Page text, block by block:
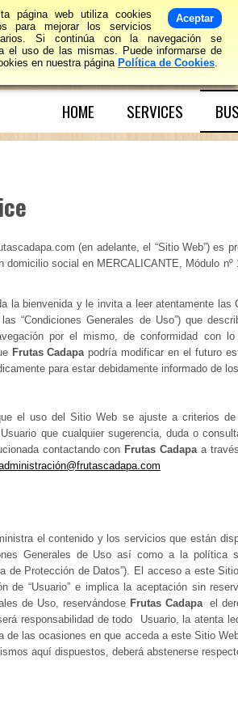
HOME SERVICES
(en adelante, el “Sitio Web”) es
domicilio social en MERCALICANTE, Módulo
la bienvenida y le invita a leer atentamente las
“Condiciones Generales de Uso”) que
por el mismo, de conformidad con
Frutas Cadapapodría modificar en el futuro
para estar debidamente informado de
el uso del Sitio Web se ajuste a criterios
que cualquier sugerencia, duda o
contactando con Frutas Cadapaa
el contenido y los servicios que están
Generales de Uso así como a la política
de Protección de Datos”). El acceso a este
de “Usuario” e implica la aceptación sin
de Uso, reservándose Frutas Cadapael
responsabilidad de todo Usuario, la atenta
de las ocasiones en que acceda a este Sitio
aquí dispuestos, deberá abstenerse
Aceptar
página web utiliza cookies
para mejorar los servicios
Si continúa con la navegación se
el uso de las mismas. Puede informarse de
en nuestra página Política de Cookies.